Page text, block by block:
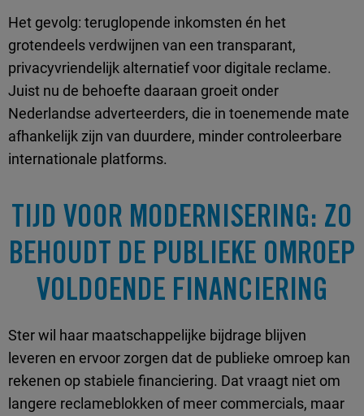
Het gevolg: teruglopende inkomsten én het
grotendeels verdwijnen van een transparant,
privacyvriendelijk alternatief voor digitale reclame.
Juist nu de behoefte daaraan groeit onder
Nederlandse adverteerders, die in toenemende mate
afhankelijk zijn van duurdere, minder controleerbare
internationale platforms.
TIJD VOOR MODERNISERING: ZO
BEHOUDT DE PUBLIEKE OMROEP
VOLDOENDE FINANCIERING
Ster wil haar maatschappelijke bijdrage blijven
leveren en ervoor zorgen dat de publieke omroep kan
rekenen op stabiele financiering. Dat vraagt niet om
langere reclameblokken of meer commercials, maar